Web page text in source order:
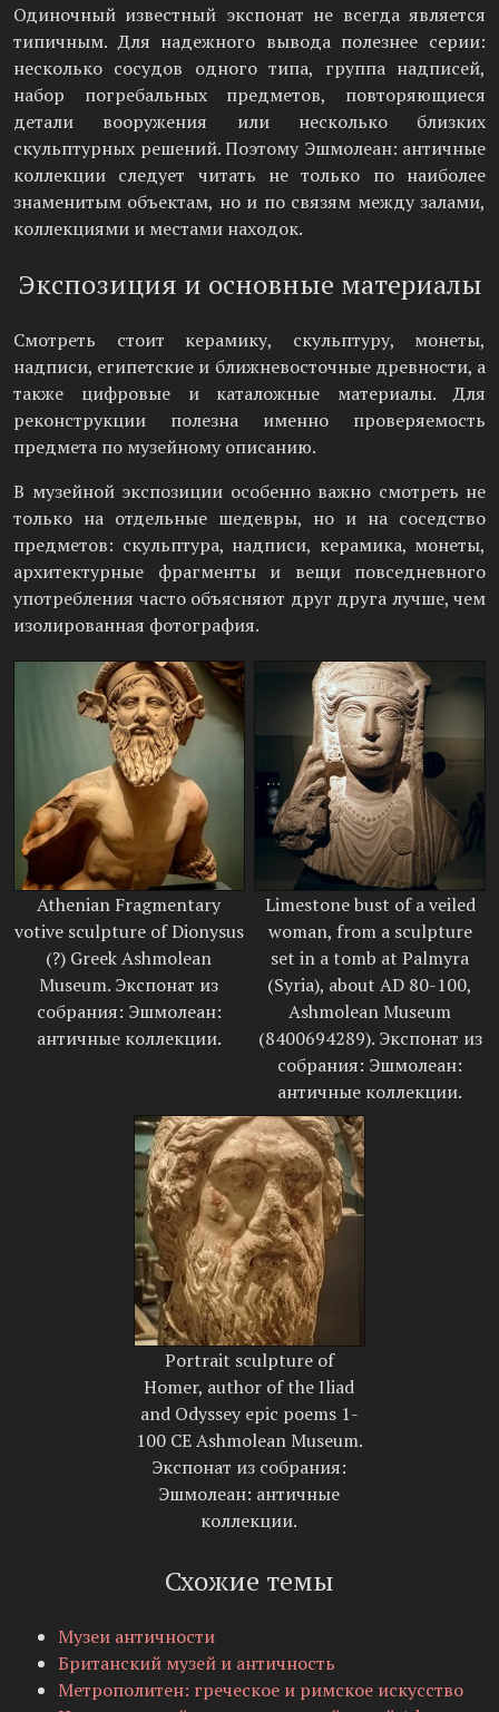
Одиночный известный экспонат не всегда является
типичным. Для надежного вывода полезнее серии:
несколько сосудов одного типа, группа надписей,
набор погребальных предметов, повторяющиеся
детали вооружения или несколько близких
скульптурных решений. Поэтому Эшмолеан: античные
коллекции следует читать не только по наиболее
знаменитым объектам, но и по связям между залами,
коллекциями и местами находок.
Экспозиция и основные материалы
Смотреть стоит керамику, скульптуру, монеты,
надписи, египетские и ближневосточные древности, а
также цифровые и каталожные материалы. Для
реконструкции полезна именно проверяемость
предмета по музейному описанию.
В музейной экспозиции особенно важно смотреть не
только на отдельные шедевры, но и на соседство
предметов: скульптура, надписи, керамика, монеты,
архитектурные фрагменты и вещи повседневного
употребления часто объясняют друг друга лучше, чем
изолированная фотография.
Athenian Fragmentary
votive sculpture of Dionysus
(?) Greek Ashmolean
Museum. Экспонат из
собрания: Эшмолеан:
античные коллекции.
Limestone bust of a veiled
woman, from a sculpture
set in a tomb at Palmyra
(Syria), about AD 80-100,
Ashmolean Museum
(8400694289). Экспонат из
собрания: Эшмолеан:
античные коллекции.
Portrait sculpture of
Homer, author of the Iliad
and Odyssey epic poems 1-
100 CE Ashmolean Museum.
Экспонат из собрания:
Эшмолеан: античные
коллекции.
Схожие темы
Музеи античности
Британский музей и античность
Метрополитен: греческое и римское искусство